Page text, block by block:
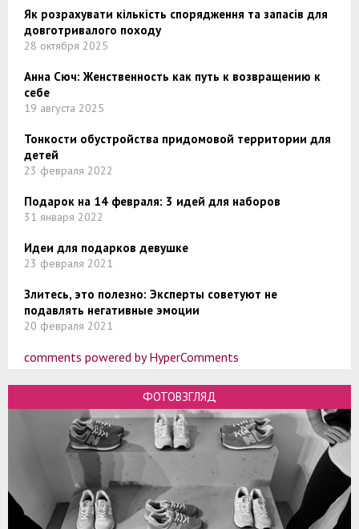
Як розрахувати кількість спорядження та запасів для
довготривалого походу
28 октября 2025
Анна Сюч: Женственность как путь к возвращению к
себе
19 августа 2025
Тонкости обустройства придомовой территории для
детей
23 февраля 2022
Подарок на 14 февраля: 3 идей для наборов
31 января 2022
Идеи для подарков девушке
23 февраля 2021
Злитесь, это полезно: Эксперты советуют не
подавлять негативные эмоции
20 февраля 2021
comments powered by HyperComments
ФОТОВЗГЛЯД